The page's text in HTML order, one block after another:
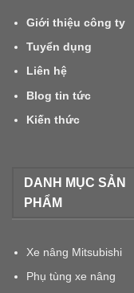
Giới thiệu công ty
Tuyển dụng
Liên hệ
Blog tin tức
Kiến thức
DANH MỤC SẢN
PHẨM
Xe nâng Mitsubishi
Phụ tùng xe nâng